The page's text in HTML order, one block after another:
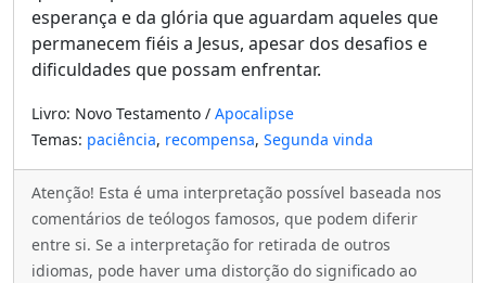
esperança e da glória que aguardam aqueles que
permanecem fiéis a Jesus, apesar dos desafios e
dificuldades que possam enfrentar.
Livro: Novo Testamento / Apocalipse
Temas: paciência, recompensa, Segunda vinda
Atenção! Esta é uma interpretação possível baseada nos
comentários de teólogos famosos, que podem diferir
entre si. Se a interpretação for retirada de outros
idiomas, pode haver uma distorção do significado ao